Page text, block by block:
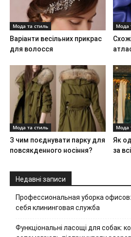
Мода та стиль
Варіанти весільних прикрас
для волосся
Мода
Мода та стиль
З чим поєднувати парку для
повсякденного носіння?
Мода
Як
за
Недавні записи
Профессиональная уборка
себя клининговая служба
Функціональні ласощі для собак: